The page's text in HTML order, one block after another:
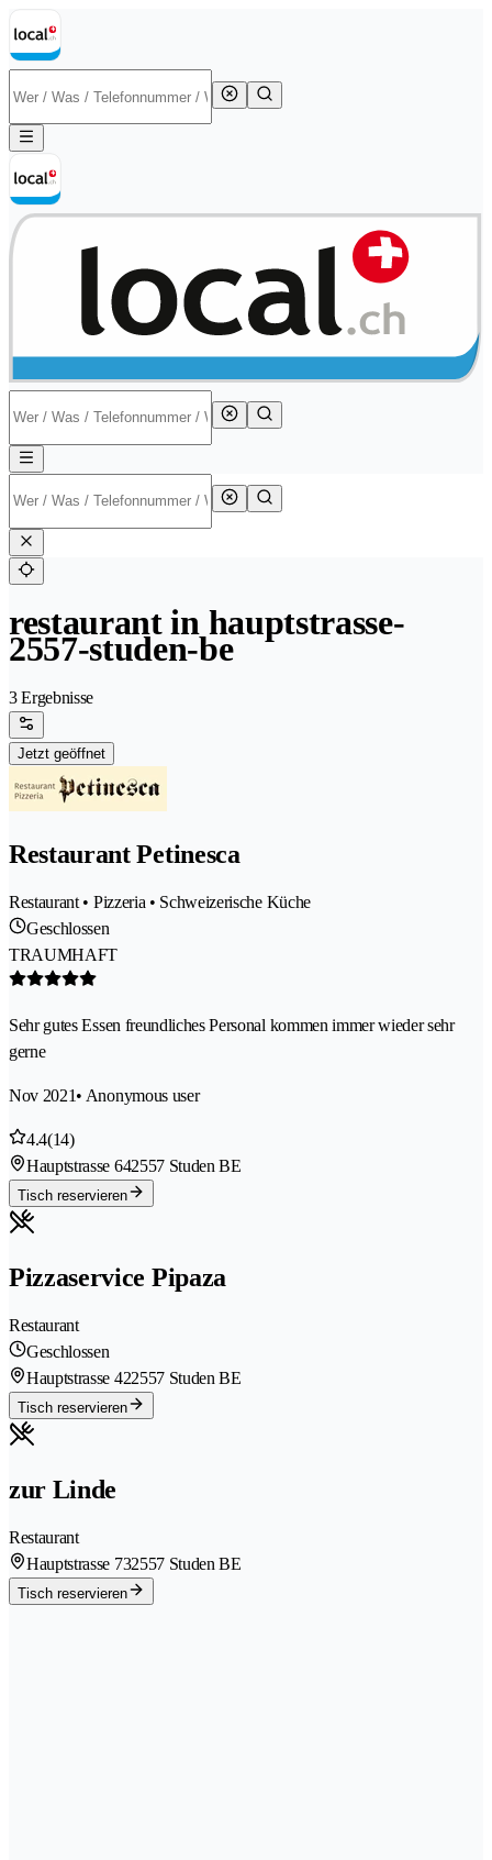
restaurant in hauptstrasse-
2557-studen-be
3 Ergebnisse
Jetzt geöffnet
Restaurant Petinesca
Restaurant • Pizzeria • Schweizerische Küche
Geschlossen
TRAUMHAFT
Sehr gutes Essen freundliches Personal kommen immer wieder sehr
gerne
Nov 2021• Anonymous user
4.4(14)
Hauptstrasse 642557 Studen BE
Tisch reservieren
Pizzaservice Pipaza
Restaurant
Geschlossen
Hauptstrasse 422557 Studen BE
Tisch reservieren
zur Linde
Restaurant
Hauptstrasse 732557 Studen BE
Tisch reservieren